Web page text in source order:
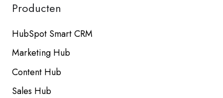
Producten
HubSpot Smart CRM
Marketing Hub
Content Hub
Sales Hub